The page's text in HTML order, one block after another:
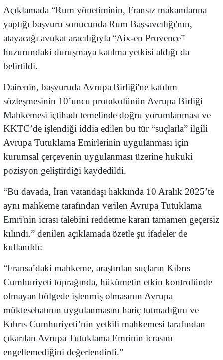
Açıklamada “Rum yönetiminin, Fransız makamlarına
yaptığı başvuru sonucunda Rum Başsavcılığı'nın,
atayacağı avukat aracılığıyla “Aix-en Provence”
huzurundaki duruşmaya katılma yetkisi aldığı da
belirtildi.
Dairenin, başvuruda Avrupa Birliği'ne katılım
sözleşmesinin 10’uncu protokolünün Avrupa Birliği
Mahkemesi içtihadı temelinde doğru yorumlanması ve
KKTC’de işlendiği iddia edilen bu tür “suçlarla” ilgili
Avrupa Tutuklama Emirlerinin uygulanması için
kurumsal çerçevenin uygulanması üzerine hukuki
pozisyon geliştirdiği kaydedildi.
“Bu davada, İran vatandaşı hakkında 10 Aralık 2025’te
aynı mahkeme tarafından verilen Avrupa Tutuklama
Emri'nin icrası talebini reddetme kararı tamamen geçersiz
kılındı.” denilen açıklamada özetle şu ifadeler de
kullanıldı:
“Fransa’daki mahkeme, araştırılan suçların Kıbrıs
Cumhuriyeti toprağında, hükümetin etkin kontrolünde
olmayan bölgede işlenmiş olmasının Avrupa
müktesebatının uygulanmasını hariç tutmadığını ve
Kıbrıs Cumhuriyeti’nin yetkili mahkemesi tarafından
çıkarılan Avrupa Tutuklama Emrinin icrasını
engellemediğini değerlendirdi.”